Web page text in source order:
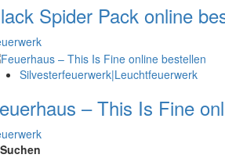
Spider Pack online
Silvesterfeuerwerk|Leuchtfeuerwerk
– This Is Fine
Suchen